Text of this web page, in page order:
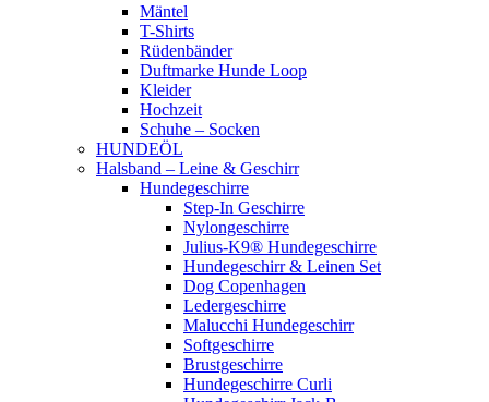
Mäntel
T-Shirts
Rüdenbänder
Duftmarke Hunde Loop
Kleider
Hochzeit
Schuhe – Socken
HUNDEÖL
Halsband – Leine & Geschirr
Hundegeschirre
Step-In Geschirre
Nylongeschirre
Julius-K9® Hundegeschirre
Hundegeschirr & Leinen Set
Dog Copenhagen
Ledergeschirre
Malucchi Hundegeschirr
Softgeschirre
Brustgeschirre
Hundegeschirre Curli